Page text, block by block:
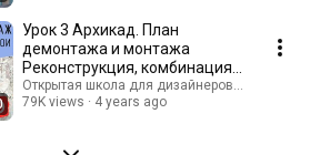
Урок 3 Архикад. План
демонтажа и монтажа
Реконструкция, комбинация
слоёв, виды, шаблон
Открытая школа для дизайнеров интерьера
79K views
4 years ago